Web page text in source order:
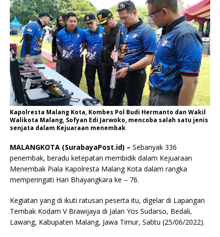
Kapolresta Malang Kota, Kombes Pol Budi Hermanto dan Wakil
Walikota Malang, Sofyan Edi Jarwoko, mencoba salah satu jenis
senjata dalam Kejuaraan menembak
MALANGKOTA (SurabayaPost.id) – Sebanyak 336
penembak, beradu ketepatan membidik dalam Kejuaraan
Menembak Piala Kapolresta Malang Kota dalam rangka
memperingati Hari Bhayangkara ke – 76.
Kegiatan yang di ikuti ratusan peserta itu, digelar di Lapangan
Tembak Kodam V Brawijaya di Jalan Yos Sudarso, Bedali,
Lawang, Kabupaten Malang, Jawa Timur, Sabtu (25/06/2022).